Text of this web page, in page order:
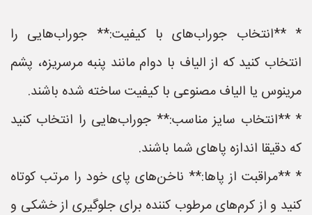
* **انتخاب جوراب‌های با کیفیت:** جوراب‌هایی را
انتخاب کنید که از الیاف با دوام مانند پنبه مرسریزه، پشم
مرینوس یا الیاف مصنوعی با کیفیت ساخته شده باشند.
* **انتخاب سایز مناسب:** جوراب‌هایی را انتخاب کنید
که دقیقا اندازه پاهای شما باشند.
* **مراقبت از پاها:** ناخن‌های پای خود را مرتب کوتاه
کنید و از کرم‌های مرطوب کننده برای جلوگیری از خشکی و